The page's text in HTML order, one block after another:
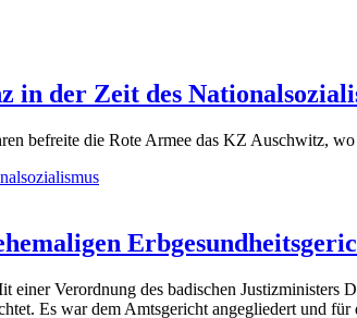
in der Zeit des
befreite die Rote Armee das KZ Auschwitz,
einer Verordnung des badischen
Es war dem Amtsgericht angegliedert und